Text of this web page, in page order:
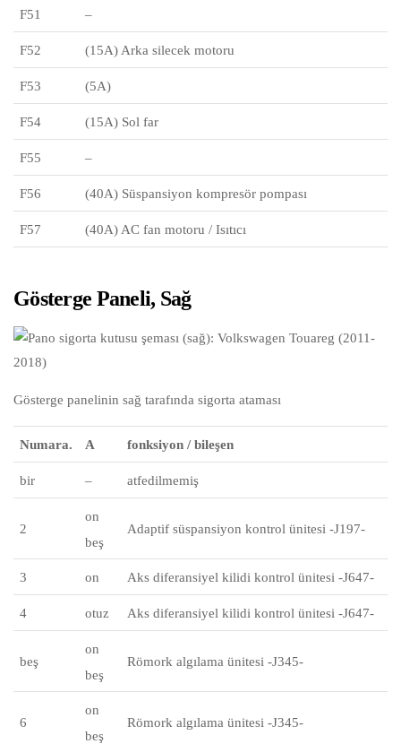
F51 –
F52 (15A) Arka silecek motoru
F53 (5A)
F54 (15A) Sol far
F55 –
F56 (40A) Süspansiyon kompresör pompası
F57 (40A) AC fan motoru / Isıtıcı
Gösterge Paneli, Sağ
Gösterge panelinin sağ tarafında sigorta ataması
Numara. A fonksiyon / bileşen
bir – atfedilmemiş
2
on
beş
Adaptif süspansiyon kontrol ünitesi -J197-
3 on Aks diferansiyel kilidi kontrol ünitesi -J647-
4 otuz Aks diferansiyel kilidi kontrol ünitesi -J647-
beş
on
beş
Römork algılama ünitesi -J345-
6
on
beş
Römork algılama ünitesi -J345-